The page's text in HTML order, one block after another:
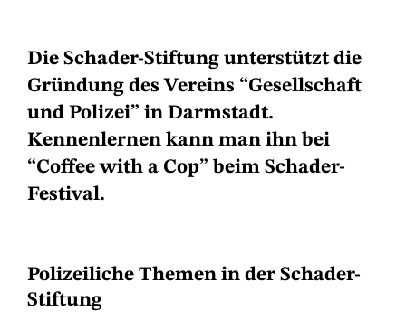
Die Schader-Stiftung unterstützt die
Gründung des Vereins “Gesellschaft
und Polizei” in Darmstadt.
Kennenlernen kann man ihn bei
“Coffee with a Cop” beim Schader-
Festival.
Polizeiliche Themen in der Schader-
Stiftung